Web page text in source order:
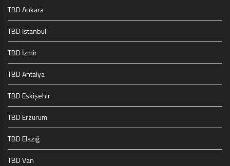
TBD Ankara
TBD İstanbul
TBD İzmir
TBD Antalya
TBD Eskişehir
TBD Erzurum
TBD Elazığ
TBD Van